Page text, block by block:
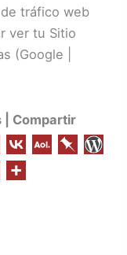
tráfico web
ver tu Sitio
(Google |
| Compartir